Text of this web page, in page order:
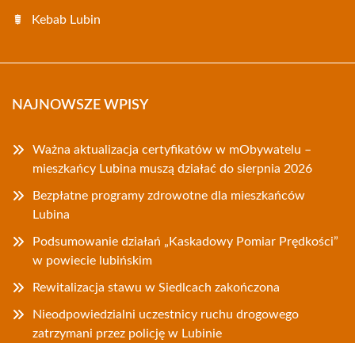
Kebab Lubin
NAJNOWSZE WPISY
Ważna aktualizacja certyfikatów w mObywatelu –
mieszkańcy Lubina muszą działać do sierpnia 2026
Bezpłatne programy zdrowotne dla mieszkańców
Lubina
Podsumowanie działań „Kaskadowy Pomiar Prędkości”
w powiecie lubińskim
Rewitalizacja stawu w Siedlcach zakończona
Nieodpowiedzialni uczestnicy ruchu drogowego
zatrzymani przez policję w Lubinie